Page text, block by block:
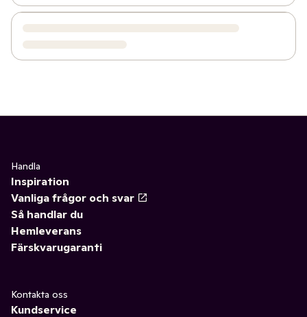
Handla
Inspiration
Vanliga frågor och svar
Så handlar du
Hemleverans
Färskvarugaranti
Kontakta oss
Kundservice